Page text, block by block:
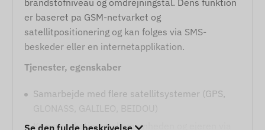
er baseret pa GSM-netvarket og
satellitpositionering og kan folges via SMS-
beskeder eller en internetapplikation.
Tjenester, egenskaber
Samarbejde med flere satellitsystemer (GPS,
GLONASS, GALILEO, BEIDOU)
Kommunikation mellem enheden og ejeren via
Se den fulde beskrivelse